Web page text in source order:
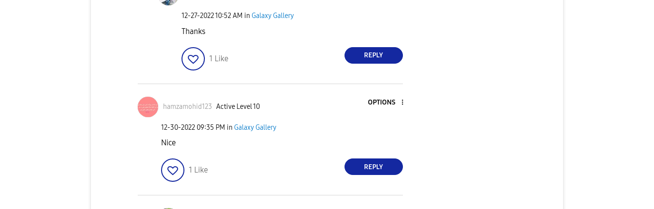
‎12-27-202210:52 AM in Galaxy Gallery
Thanks
1 Like REPLY
hamzamohid123 Active Level 10
OPTIONS
‎12-30-2022 09:35 PM in Galaxy Gallery
Nice
1 Like REPLY